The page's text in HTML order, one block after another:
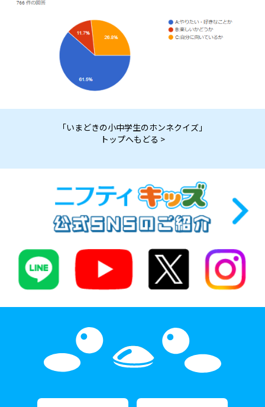
「いまどきの小中学生のホンネクイズ」
トップへもどる >